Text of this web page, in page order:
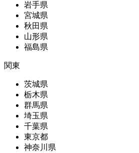
岩手県
宮城県
秋田県
山形県
福島県
関東
茨城県
栃木県
群馬県
埼玉県
千葉県
東京都
神奈川県